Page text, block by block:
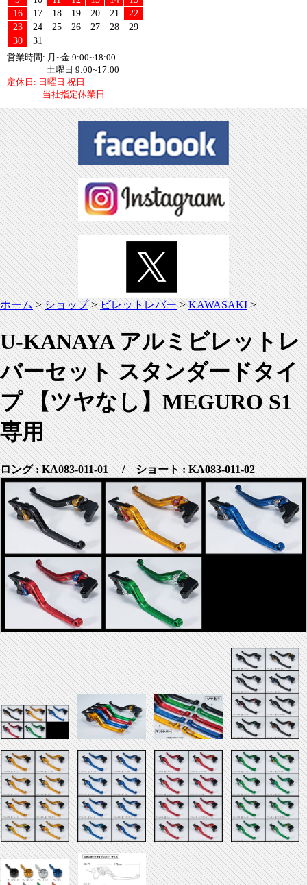
16
17 18 19 20 21
22
23
24 25 26 27 28
29
30
31
営業時間: 月~金 9:00~18:00
土曜日 9:00~17:00
定休日: 日曜日 祝日
当社指定休業日
ホーム>ショップ>ビレットレバー>KAWASAKI>
U-KANAYA アルミビレットレ
バーセット スタンダードタイ
プ 【ツヤなし】MEGURO S1
専用
ロング : KA083-011-01 / ショート : KA083-011-02